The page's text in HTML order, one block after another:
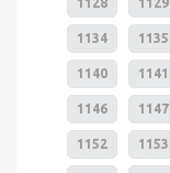
1134 1135
1140 1141
1146 1147
1152 1153